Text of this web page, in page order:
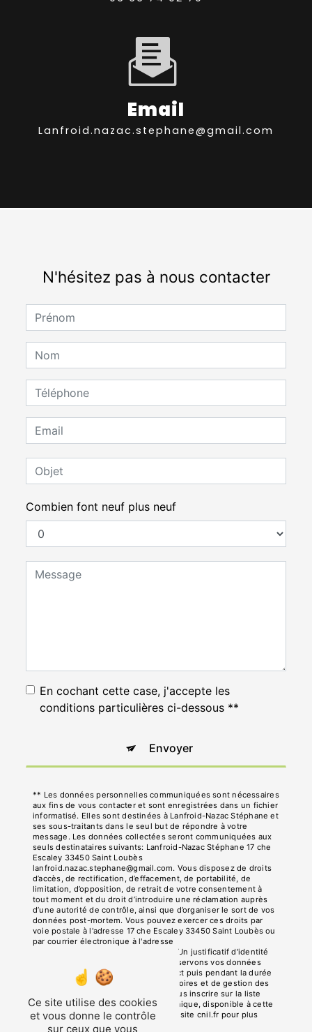
Email
lanfroid.nazac.stephane@gmail.com
N'hésitez pas à nous contacter
Combien font neuf plus neuf
En cochant cette case, j'accepte les
conditions particulières ci-dessous **
Envoyer
** Les données personnelles communiquées sont nécessaires
aux fins de vous contacter et sont enregistrées dans un fichier
informatisé. Elles sont destinées à Lanfroid-Nazac Stéphane et
ses sous-traitants dans le seul but de répondre à votre
message. Les données collectées seront communiquées aux
seuls destinataires suivants: Lanfroid-Nazac Stéphane 17 che
Escaley 33450 Saint Loubès
lanfroid.nazac.stephane@gmail.com. Vous disposez de droits
d’accès, de rectification, d’effacement, de portabilité, de
limitation, d’opposition, de retrait de votre consentement à
tout moment et du droit d’introduire une réclamation auprès
d’une autorité de contrôle, ainsi que d’organiser le sort de vos
données post-mortem. Vous pouvez exercer ces droits par
voie postale à l'adresse 17 che Escaley 33450 Saint Loubès ou
par courrier électronique à l'adresse
lanfroid.nazac.stephane@gmail.com. Un justificatif d'identité
pourra vous être demandé. Nous conservons vos données
pendant la période de prise de contact puis pendant la durée
de prescription légale aux fins probatoires et de gestion des
contentieux. Vous avez le droit de vous inscrire sur la liste
d'opposition au démarchage téléphonique, disponible à cette
adresse:
Bloctel.gouv.fr. Consultez le site cnil.fr pour plus
d’informations sur vos droits.
Ce site utilise des cookies
et vous donne le contrôle
sur ceux que vous